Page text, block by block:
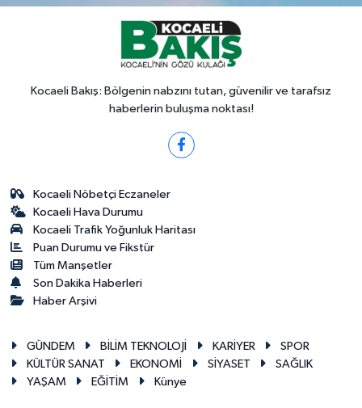
Kocaeli Bakış: Bölgenin nabzını tutan, güvenilir ve tarafsız
haberlerin buluşma noktası!
Kocaeli Nöbetçi Eczaneler
Kocaeli Hava Durumu
Kocaeli Trafik Yoğunluk Haritası
Puan Durumu ve Fikstür
Tüm Manşetler
Son Dakika Haberleri
Haber Arşivi
GÜNDEM BİLİM TEKNOLOJİ KARİYER
SPOR
KÜLTÜR SANAT
EKONOMİ SİYASET
SAĞLIK
YAŞAM
EĞİTİM Künye